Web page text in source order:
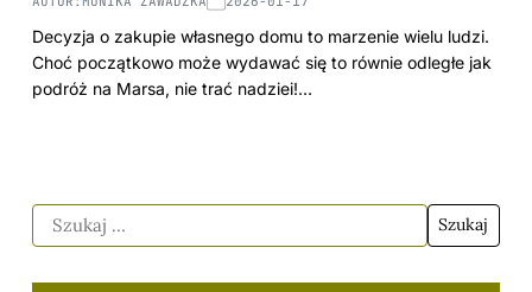
Decyzja o zakupie własnego domu to marzenie wielu ludzi.
Choć początkowo może wydawać się to równie odległe jak
podróż na Marsa, nie trać nadziei!…